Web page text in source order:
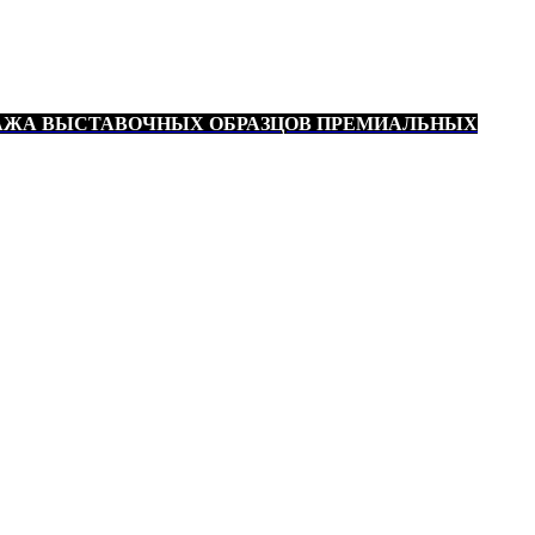
ВЫСТАВОЧНЫХ ОБРАЗЦОВ ПРЕМИАЛЬНЫХ